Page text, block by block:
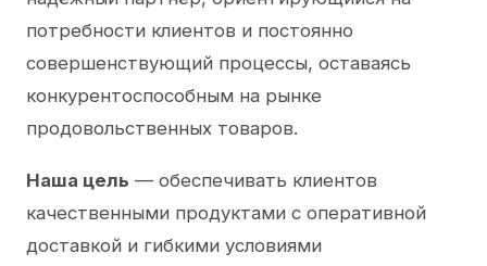
потребности клиентов и постоянно
совершенствующий процессы, оставаясь
конкурентоспособным на рынке
продовольственных товаров.
Наша цель — обеспечивать клиентов
качественными продуктами с оперативной
доставкой и гибкими условиями